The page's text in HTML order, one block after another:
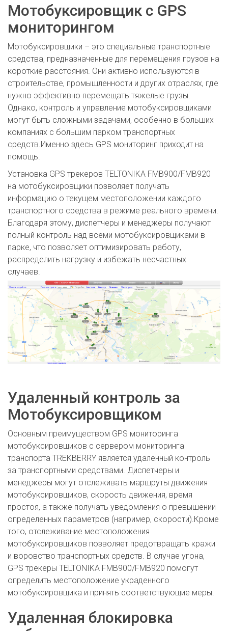
Мотобуксировщик с GPS
мониторингом
Мотобуксировщики – это специальные транспортные
средства, предназначенные для перемещения грузов на
короткие расстояния. Они активно используются в
строительстве, промышленности и других отраслях, где
нужно эффективно перемещать тяжелые грузы.
Однако, контроль и управление мотобуксировщиками
могут быть сложными задачами, особенно в больших
компаниях с большим парком транспортных
средств.Именно здесь GPS мониторинг приходит на
помощь.
Установка GPS трекеров TELTONIKA FMB900/FMB920
на мотобуксировщики позволяет получать
информацию о текущем местоположении каждого
транспортного средства в режиме реального времени.
Благодаря этому, диспетчеры и менеджеры получают
полный контроль над всеми мотобуксировщиками в
парке, что позволяет оптимизировать работу,
распределить нагрузку и избежать несчастных
случаев.
Удаленный контроль за
Мотобуксировщиком
Основным преимуществом GPS мониторинга
мотобуксировщиков с сервером мониторинга
транспорта TREKBERRY является удаленный контроль
за транспортными средствами. Диспетчеры и
менеджеры могут отслеживать маршруты движения
мотобуксировщиков, скорость движения, время
простоя, а также получать уведомления о превышении
определенных параметров (например, скорости).Кроме
того, отслеживание местоположения
мотобуксировщиков позволяет предотвращать кражи
и воровство транспортных средств. В случае угона,
GPS трекеры TELTONIKA FMB900/FMB920 помогут
определить местоположение украденного
мотобуксировщика и принять соответствующие меры.
Удаленная блокировка